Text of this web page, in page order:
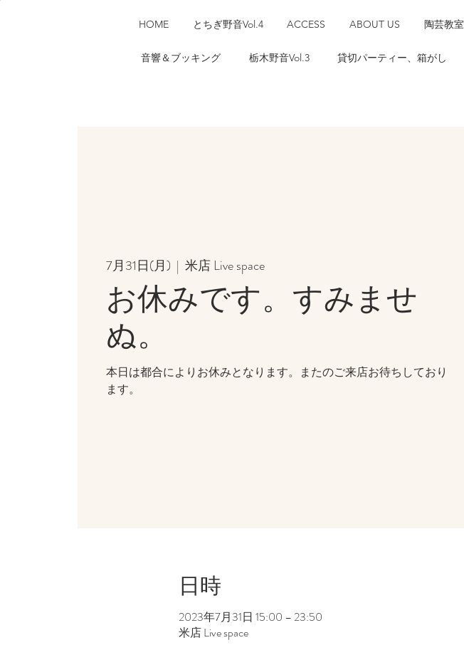
HOME とちぎ野音Vol.4 ACCESS ABOUT US 陶芸教室
音響＆ブッキング 栃木野音Vol.3 貸切パーティー、箱がし
7月31日(月)
  |
米店 Live space
お休みです。すみませ
ぬ。
本日は都合によりお休みとなります。またのご来店お待ちしており
ます。
日時
2023年7月31日 15:00 – 23:50
米店 Live space